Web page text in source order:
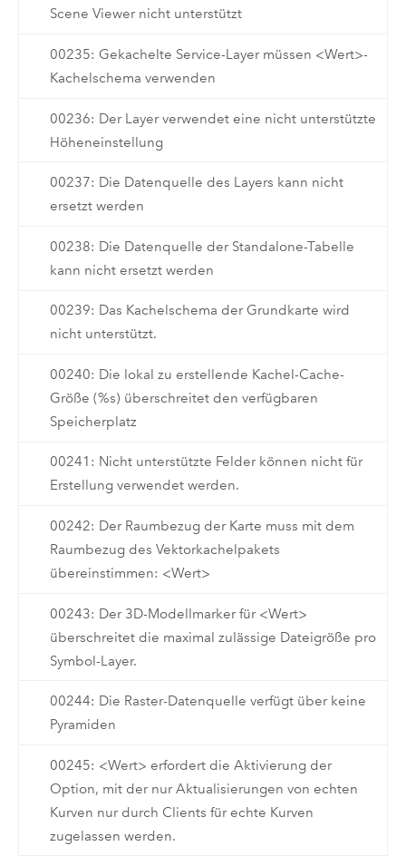
Scene Viewer nicht unterstützt
00235: Gekachelte Service-Layer müssen <Wert>-
Kachelschema verwenden
00236: Der Layer verwendet eine nicht unterstützte
Höheneinstellung
00237: Die Datenquelle des Layers kann nicht
ersetzt werden
00238: Die Datenquelle der Standalone-Tabelle
kann nicht ersetzt werden
00239: Das Kachelschema der Grundkarte wird
nicht unterstützt.
00240: Die lokal zu erstellende Kachel-Cache-
Größe (%s) überschreitet den verfügbaren
Speicherplatz
00241: Nicht unterstützte Felder können nicht für
Erstellung verwendet werden.
00242: Der Raumbezug der Karte muss mit dem
Raumbezug des Vektorkachelpakets
übereinstimmen: <Wert>
00243: Der 3D-Modellmarker für <Wert>
überschreitet die maximal zulässige Dateigröße pro
Symbol-Layer.
00244: Die Raster-Datenquelle verfügt über keine
Pyramiden
00245: <Wert> erfordert die Aktivierung der
Option, mit der nur Aktualisierungen von echten
Kurven nur durch Clients für echte Kurven
zugelassen werden.